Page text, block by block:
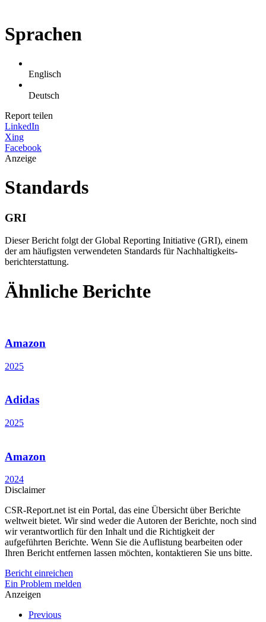
Sprachen
Englisch
Deutsch
Report teilen
LinkedIn
Xing
Facebook
Anzeige
Standards
GRI
Dieser Bericht folgt der Global Reporting Initiative (GRI), einem
der am häufigsten verwendeten Standards für Nachhaltigkeits­
berichterstattung.
Ähnliche Berichte
Amazon
2025
Adidas
2025
Amazon
2024
Disclaimer
CSR-Report.net ist ein Portal, das eine Übersicht über Berichte
weltweit bietet. Wir sind weder die Autoren der Berichte, noch sind
wir verantwortlich für den Inhalt und die Richtigkeit der
aufgeführten Berichte. Wenn Sie die Auflistung bearbeiten oder
Ihren Bericht entfernen lassen möchten, kontaktieren Sie uns bitte.
Bericht einreichen
Ein Problem melden
Anzeigen
Previous